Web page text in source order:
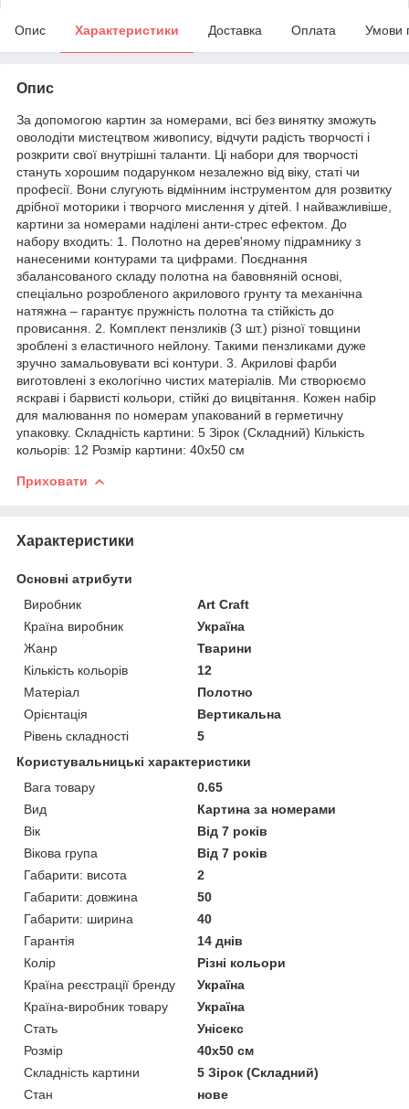
Опис Характеристики Доставка Оплата Умови
Опис
За допомогою картин за номерами, всі без винятку зможуть
оволодіти мистецтвом живопису, відчути радість творчості і
розкрити свої внутрішні таланти. Ці набори для творчості
стануть хорошим подарунком незалежно від віку, статі чи
професії. Вони слугують відмінним інструментом для розвитку
дрібної моторики і творчого мислення у дітей. І найважливіше,
картини за номерами наділені анти-стрес ефектом. До
набору входить: 1. Полотно на дерев'яному підрамнику з
нанесеними контурами та цифрами. Поєднання
збалансованого складу полотна на бавовняній основі,
спеціально розробленого акрилового грунту та механічна
натяжна – гарантує пружність полотна та стійкість до
провисання. 2. Комплект пензликів (3 шт.) різної товщини
зроблені з еластичного нейлону. Такими пензликами дуже
зручно замальовувати всі контури. 3. Акрилові фарби
виготовлені з екологічно чистих матеріалів. Ми створюємо
яскраві і барвисті кольори, стійкі до вицвітання. Кожен набір
для малювання по номерам упакований в герметичну
упаковку. Складність картини: 5 Зірок (Складний) Кількість
кольорів: 12 Розмір картини: 40х50 см
Приховати
Характеристики
Основні атрибути
Виробник
Art Craft
Країна виробник
Україна
Жанр
Тварини
Кількість кольорів
12
Матеріал
Полотно
Орієнтація
Вертикальна
Рівень складності
5
Користувальницькі характеристики
Вага товару
0.65
Вид
Картина за номерами
Вік
Від 7 років
Вікова група
Від 7 років
Габарити: висота
2
Габарити: довжина
50
Габарити: ширина
40
Гарантія
14 днів
Колір
Різні кольори
Країна реєстрації бренду
Україна
Країна-виробник товару
Україна
Стать
Унісекс
Розмір
40х50 см
Складність картини
5 Зірок (Складний)
Стан
нове